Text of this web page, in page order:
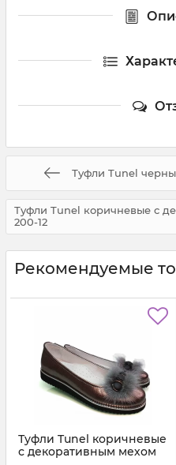
Туфли Tunel
Туфли Tunel коричневые с
200-12
Рекомендуемые
Туфли Tunel коричневые
с декоративным мехом